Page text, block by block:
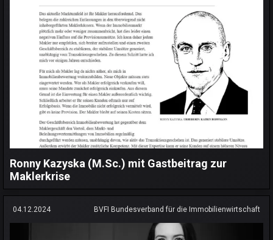
Ronny Kazyska (M.Sc.) mit Gastbeitrag zur
Maklerkrise
04.12.2024 BVFI Bundesverband für die Immobilienwirtschaft